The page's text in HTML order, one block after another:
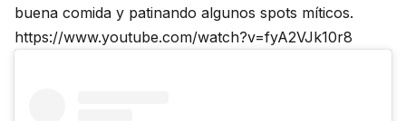
buena comida y patinando algunos spots míticos.
https://www.youtube.com/watch?v=fyA2VJk10r8